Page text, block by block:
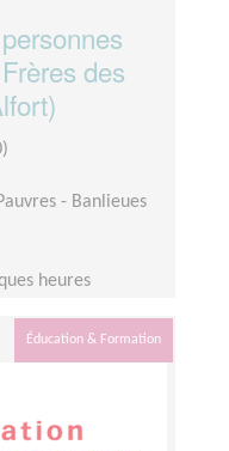
des
- Banlieues
heures
Éducation & Formation